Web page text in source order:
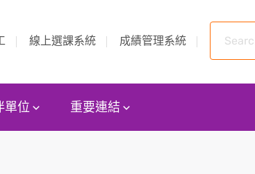
線上選課系統 成績管理系統
單位 重要連結